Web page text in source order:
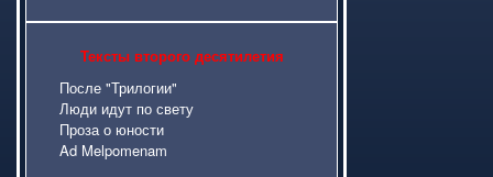
Тексты второго десятилетия
После "Трилогии"
Люди идут по свету
Проза о юности
Ad Melpomenam